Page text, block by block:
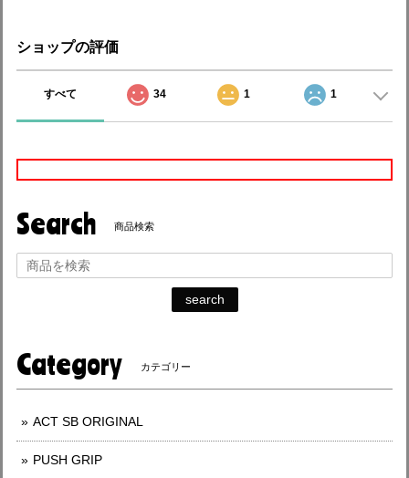
ショップの評価
すべて 34 1 1
Search 商品検索
search
Category カテゴリー
ACT SB ORIGINAL
PUSH GRIP